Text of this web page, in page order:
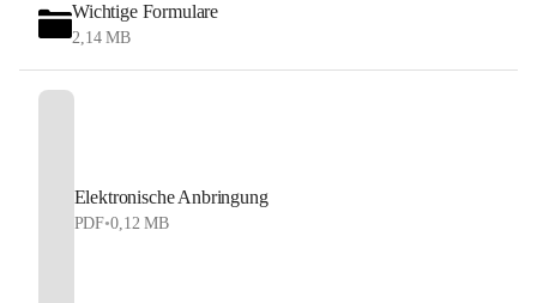
Wichtige Formulare
2,14 MB
Elektronische Anbringung
PDF•0,12 MB